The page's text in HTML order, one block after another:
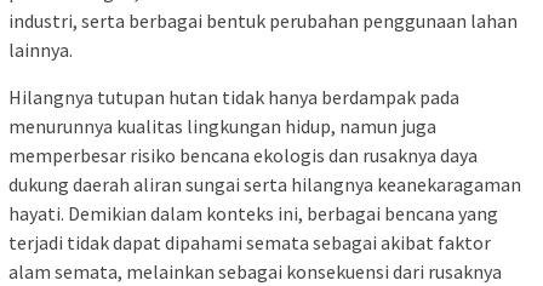
industri, serta berbagai bentuk perubahan penggunaan lahan
lainnya.
Hilangnya tutupan hutan tidak hanya berdampak pada
menurunnya kualitas lingkungan hidup, namun juga
memperbesar risiko bencana ekologis dan rusaknya daya
dukung daerah aliran sungai serta hilangnya keanekaragaman
hayati. Demikian dalam konteks ini, berbagai bencana yang
terjadi tidak dapat dipahami semata sebagai akibat faktor
alam semata, melainkan sebagai konsekuensi dari rusaknya